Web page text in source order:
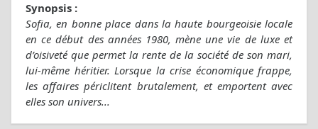
Synopsis :
Sofia, en bonne place dans la haute bourgeoisie locale
en ce début des années 1980, mène une vie de luxe et
d’oisiveté que permet la rente de la société de son mari,
lui-même héritier. Lorsque la crise économique frappe,
les affaires périclitent brutalement, et emportent avec
elles son univers...